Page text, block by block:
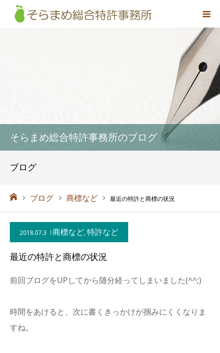
そらまめ総合特許事務所のブログ
ブログ
ム ブログ 商標など 最近の特許と商標の状況
2018.07.3 商標など,特許など
最近の特許と商標の状況
前回ブログをUPしてから随分経ってしまいました(^^;)
時間をあけると、次に書くきっかけが掴みにくくなりま
すね。
料金
採用情報